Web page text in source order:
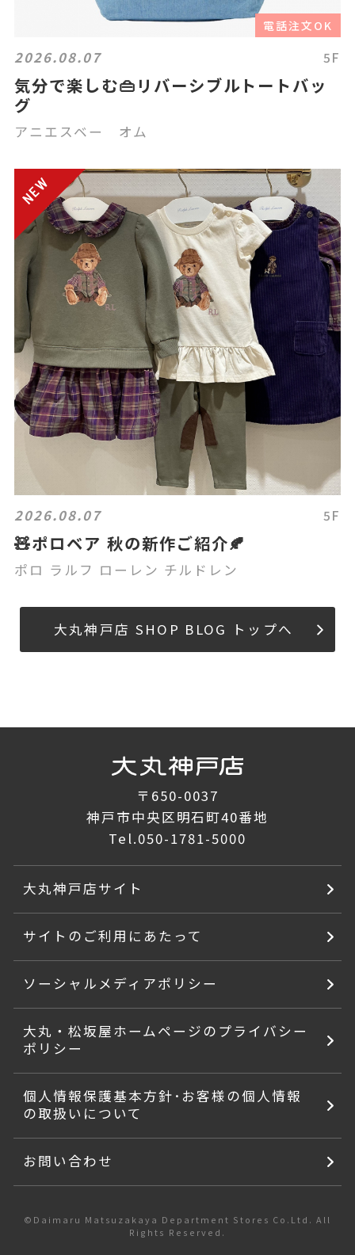
電話注文OK
2026.08.07 5F
気分で楽しむ👜リバーシブルトートバッ
グ
アニエスベー オム
2026.08.07 5F
🧸ポロベア 秋の新作ご紹介🍂
ポロ ラルフ ローレン チルドレン
大丸神戸店 SHOP BLOG トップへ
〒650-0037
神戸市中央区明石町40番地
Tel.050-1781-5000
大丸神戸店サイト
サイトのご利用にあたって
ソーシャルメディアポリシー
大丸・松坂屋ホームページのプライバシー
ポリシー
個人情報保護基本方針･お客様の個人情報
の取扱いについて
お問い合わせ
©Daimaru Matsuzakaya Department Stores Co.Ltd. All
Rights Reserved.